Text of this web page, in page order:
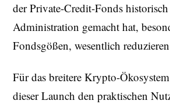
der Private-Credit-Fonds
Administration gemacht hat,
Fondsgößen, wesentlich
Für das breitere Krypto-
dieser Launch den praktischen